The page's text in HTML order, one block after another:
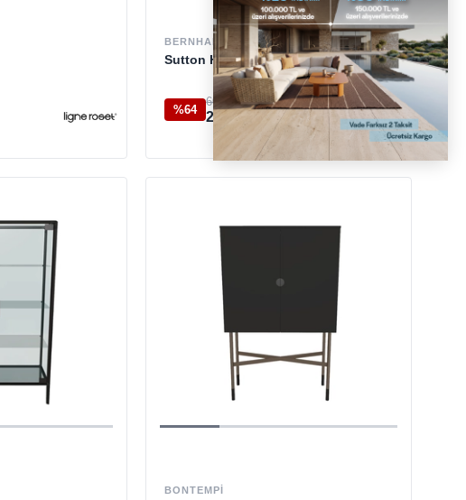
BERNHARDT
Sutton House Dark Mink Büfe
%64
603.200 TL
218.750 TL
BONTEMPI